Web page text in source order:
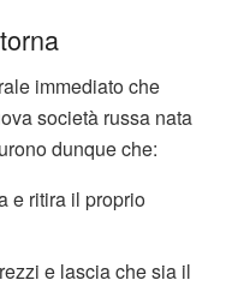
immediato che
società russa nata
dunque che:
e ritira il proprio
e lascia che sia il